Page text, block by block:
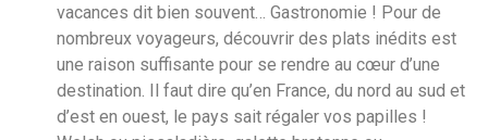
vacances dit bien souvent… Gastronomie ! Pour de
nombreux voyageurs, découvrir des plats inédits est
une raison suffisante pour se rendre au cœur d’une
destination. Il faut dire qu’en France, du nord au sud et
d’est en ouest, le pays sait régaler vos papilles !